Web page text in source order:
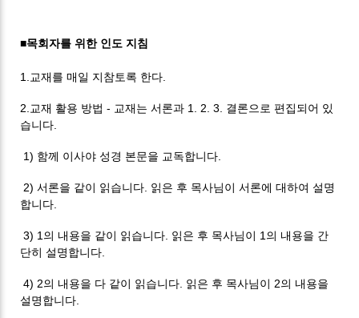
■목회자를 위한 인도 지침
1. 교재를 매일 지참토록 한다
2. 교재 활용 방법- 교재는 서론과 1. 2. 3. 결론으로 편집되어 있
습니다
1) 함께 이사야 성경 본문을 교독합니다
2)서론을 같이 읽습니다 읽은 후 목사님이 서론에 대하여 설명
합니다
3) 1 의 내용을 같이 읽습니다 읽은 후 목사님이 1 의 내용을 간
단히 설명합니다
4) 2의 내용을 다 같이 읽습니다 읽은 후 목사님이 2의 내용을
설명합니다